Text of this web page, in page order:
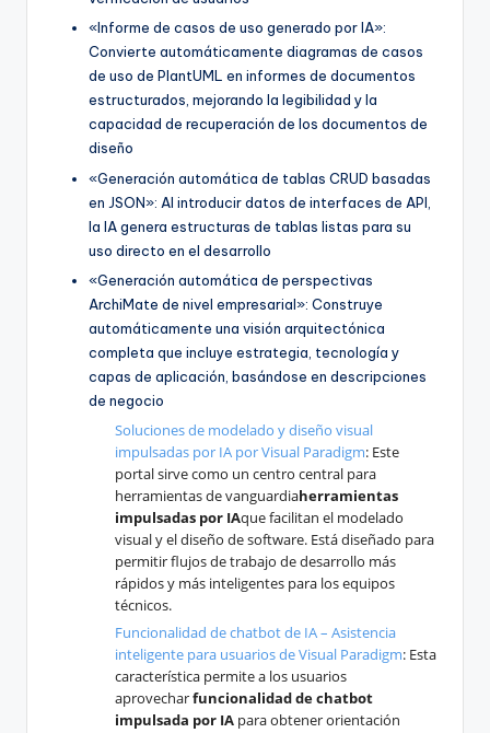
«Informe de casos de uso generado por IA»:
Convierte automáticamente diagramas de casos
de uso de PlantUML en informes de documentos
estructurados, mejorando la legibilidad y la
capacidad de recuperación de los documentos de
diseño
«Generación automática de tablas CRUD basadas
en JSON»: Al introducir datos de interfaces de API,
la IA genera estructuras de tablas listas para su
uso directo en el desarrollo
«Generación automática de perspectivas
ArchiMate de nivel empresarial»: Construye
automáticamente una visión arquitectónica
completa que incluye estrategia, tecnología y
capas de aplicación, basándose en descripciones
de negocio
Soluciones de modelado y diseño visual
impulsadas por IA por Visual Paradigm: Este
portal sirve como un centro central para
herramientas de vanguardiaherramientas
impulsadas por IAque facilitan el modelado
visual y el diseño de software. Está diseñado para
permitir flujos de trabajo de desarrollo más
rápidos y más inteligentes para los equipos
técnicos.
Funcionalidad de chatbot de IA – Asistencia
inteligente para usuarios de Visual Paradigm: Esta
característica permite a los usuarios
aprovecharfuncionalidad de chatbot
impulsada por IA para obtener orientación